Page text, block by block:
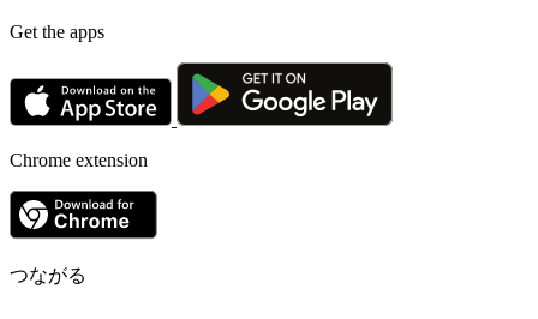
Get the apps
Chrome extension
つながる